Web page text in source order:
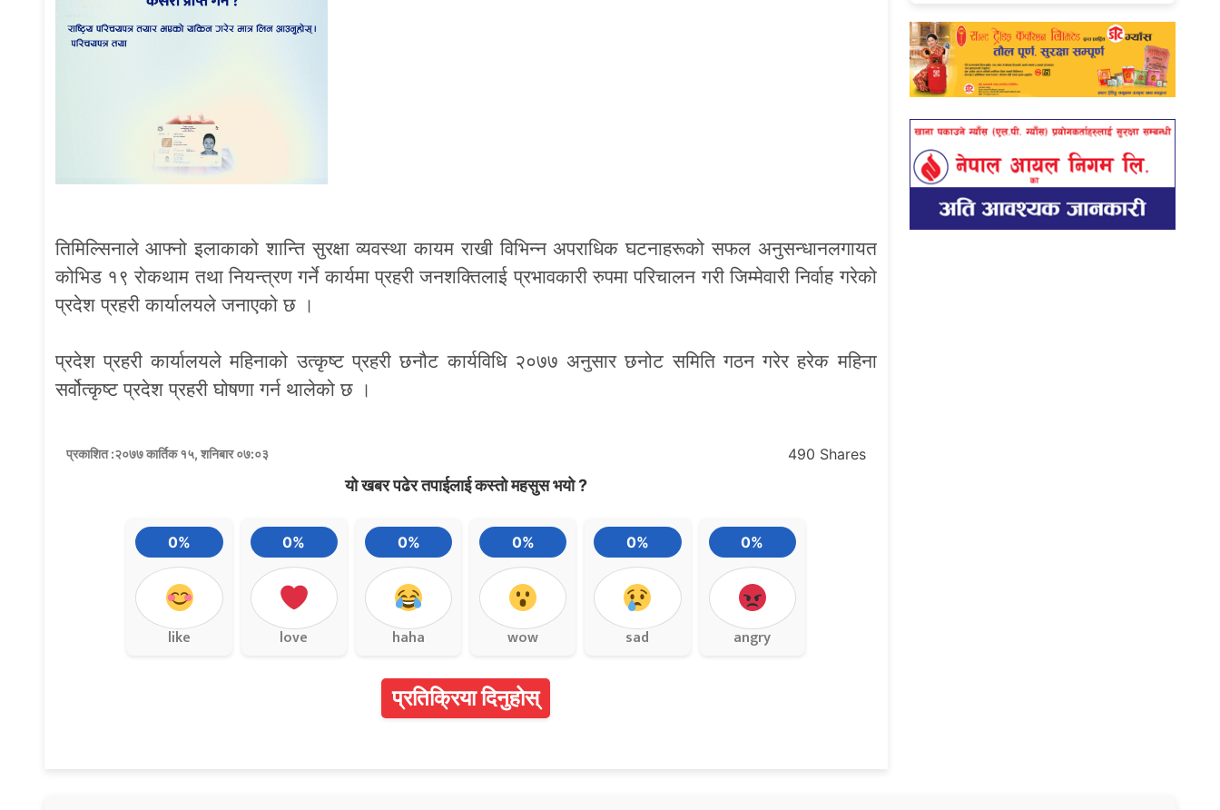
तिमिल्सिनाले आफ्नो इलाकाको शान्ति सुरक्षा व्यवस्था कायम राखी विभिन्न अपराधिक घटनाहरूको सफल अनुसन्धानलगायत
कोभिड १९ रोकथाम तथा नियन्त्रण गर्ने कार्यमा प्रहरी जनशक्तिलाई प्रभावकारी रुपमा परिचालन गरी जिम्मेवारी निर्वाह गरेको
प्रदेश प्रहरी कार्यालयले जनाएको छ ।
प्रदेश प्रहरी कार्यालयले महिनाको उत्कृष्ट प्रहरी छनौट कार्यविधि २०७७ अनुसार छनोट समिति गठन गरेर हरेक महिना
सर्वोत्कृष्ट प्रदेश प्रहरी घोषणा गर्न थालेको छ ।
प्रकाशित :२०७७ कार्तिक १५, शनिबार ०७:०३ 490 Shares
यो खबर पढेर तपाईलाई कस्तो महसुस भयो ?
0%
like
0%
love
0%
haha
0%
wow
0%
sad
0%
angry
प्रतिक्रिया दिनुहोस्